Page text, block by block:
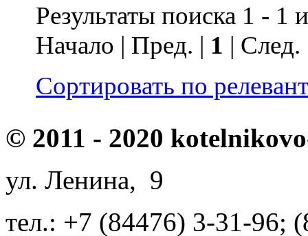
Результаты поиска 1 - 1
Начало | Пред. | 1 |
Сортировать по
© 2011 - 2020
ул. Ленина, 9
тел.: +7 (84476) 3-31-96;